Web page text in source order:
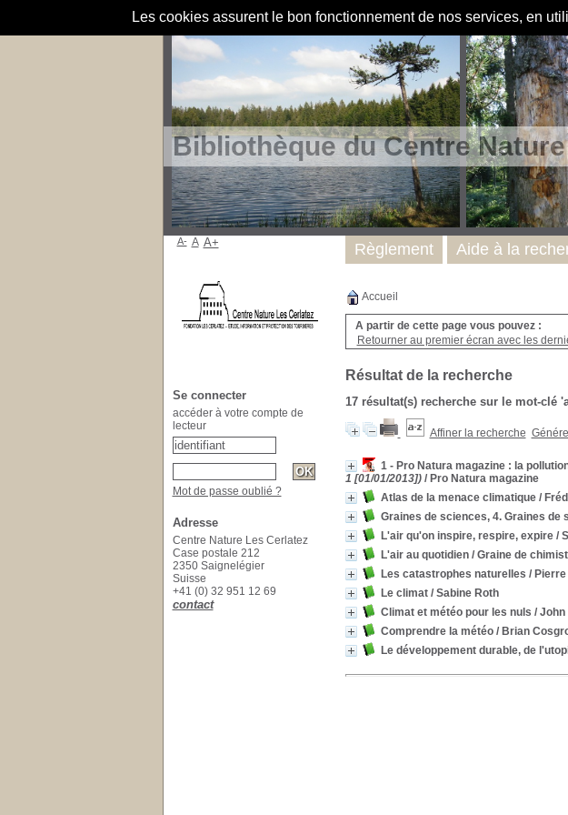
Les cookies assurent le bon fonctionnement de nos services, en
Bibliothèque du Centre
Accueil
A partir de cette page vous pouvez :
Retourner au premier écran avec les
Résultat de la recherche
17 résultat(s) recherche sur le mot-clé
Affiner la recherche
1 - Pro Natura magazine : la
1 [01/01/2013])/ Pro Natura magazine
Atlas de la menace climatique/
Graines de sciences, 4. Graines
L'air qu'on inspire, respire, expire/
L'air au quotidien/ Graine de
Les catastrophes naturelles /
Le climat/ Sabine Roth
Climat et météo pour les nuls / John
Comprendre la météo/ Brian
Le développement durable, de
Règlement Aide à la
A- A A+
Se connecter
accéder à votre compte de
lecteur
Mot de passe oublié ?
Adresse
Centre Nature Les Cerlatez
Case postale 212
2350 Saignelégier
Suisse
+41 (0) 32 951 12 69
contact